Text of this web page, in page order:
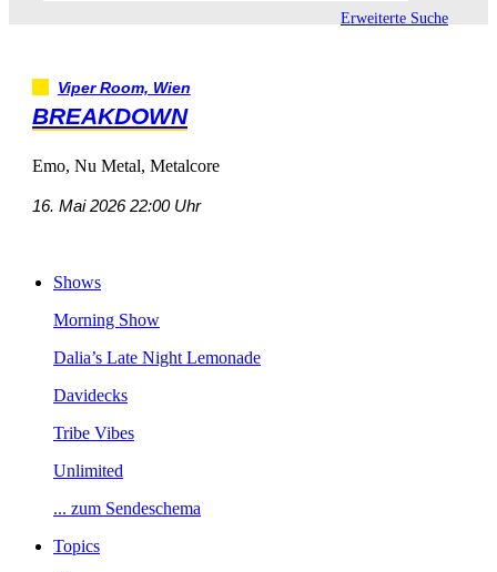
ErweiterteSuche
ViperRoom,Wien
BREAKDOWN
Emo,NuMetal,Metalcore
16.Mai202622:00Uhr
Shows
MorningShow
Dalia’sLateNightLemonade
Davidecks
TribeVibes
Unlimited
...zumSendeschema
Topics